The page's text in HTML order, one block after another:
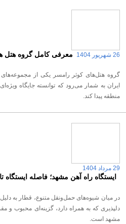
26 شهریور 1404 معرفی کامل گروه هتل
گروه هتل‌های کوثر رامسر یکی از
ایران به شمار می‌رود که توانسته جایگاه
منطقه پیدا کند.
29 مرداد 1404
ایستگاه راه آهن مشهد؛ فاصله ایستگاه
در میان شیوه‌های حمل‌ونقل متنوع، قطار به دلیل
دلپذیری که به همراه دارد، گزینه‌ای محبوب و
مشهد است.